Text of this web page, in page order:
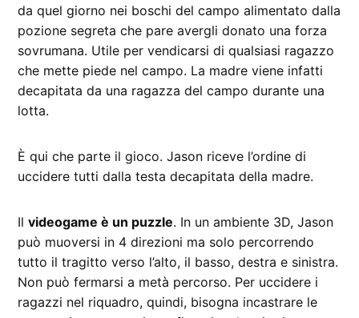
da quel giorno nei boschi del campo alimentato dalla
pozione segreta che pare avergli donato una forza
sovrumana. Utile per vendicarsi di qualsiasi ragazzo
che mette piede nel campo. La madre viene infatti
decapitata da una ragazza del campo durante una
lotta.
È qui che parte il gioco. Jason riceve l’ordine di
uccidere tutti dalla testa decapitata della madre.
Ilvideogame è un puzzle. In un ambiente 3D, Jason
può muoversi in 4 direzioni ma solo percorrendo
tutto il tragitto verso l’alto, il basso, destra e sinistra.
Non può fermarsi a metà percorso. Per uccidere i
ragazzi nel riquadro, quindi, bisogna incastrare le